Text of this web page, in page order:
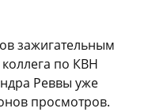
зажигательным
по КВН
Реввы уже
просмотров.